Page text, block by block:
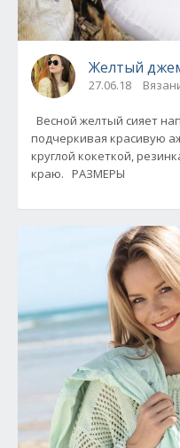
Желтый
27.06.18
Весной желтый сияет
подчеркивая красивую
круглой кокеткой,
краю. РАЗМЕРЫ